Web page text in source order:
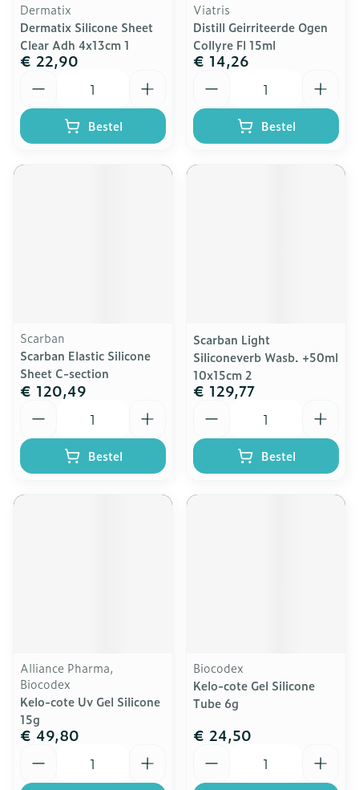
Dermatix
Dermatix Silicone Sheet
Clear Adh 4x13cm 1
€ 22,90
Bestel
Viatris
Distill Geirriteerde Ogen
Collyre Fl 15ml
€ 14,26
Bestel
Scarban
Scarban Elastic Silicone
Sheet C-section
€ 120,49
Bestel
Scarban Light
Siliconeverb Wasb. +50ml
10x15cm 2
€ 129,77
Bestel
Alliance Pharma,
Biocodex
Kelo-cote Uv Gel Silicone
15g
€ 49,80
Biocodex
Kelo-cote Gel Silicone
Tube 6g
€ 24,50